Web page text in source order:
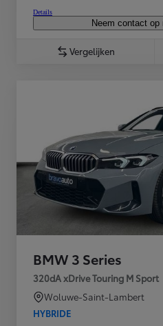
Details
Neem contact op
Vergelijken
BMW 3 Series
320dA xDrive Touring M Sport
Woluwe-Saint-Lambert
HYBRIDE